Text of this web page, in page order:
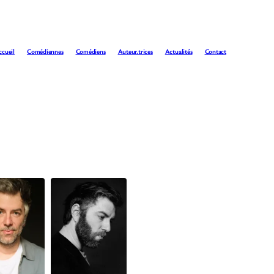
Comédiennes Comédiens Auteur.trices Actualités Contact